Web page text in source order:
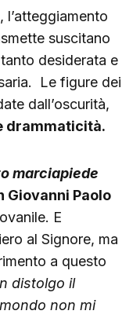
l’atteggiamento
suscitano
desiderata e
Le figure dei
dall’oscurità,
drammaticità.
marciapiede
Giovanni Paolo
E
al Signore, ma
a questo
distolgo il
non mi